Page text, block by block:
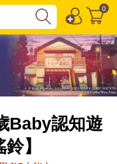
0
Baby認知遊
】